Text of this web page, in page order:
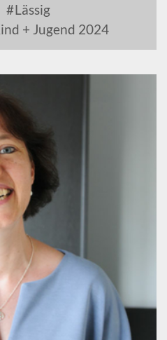
Lässig
+ Jugend 2024